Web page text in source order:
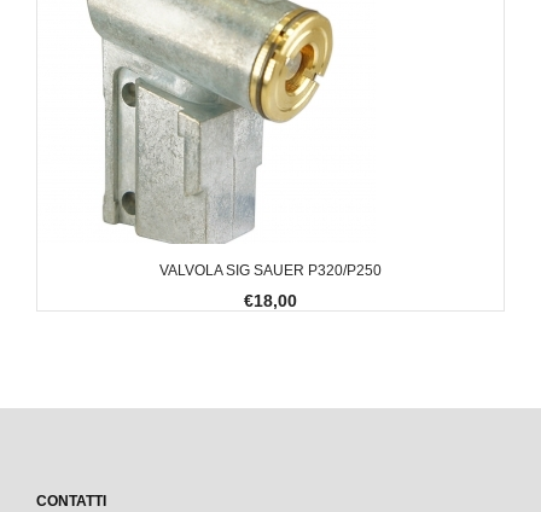
VALVOLA SIG SAUER P320/P250
€18,00
CONTATTI